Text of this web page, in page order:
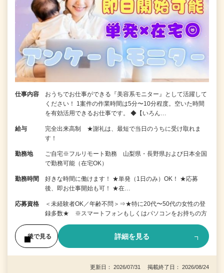
仕事内容
おうちでお仕事ができる『美容系モニター』として活躍して
ください！ 1案件の作業時間は5分〜10分程度。空いた時間
を有効活用できるお仕事です。 ◆【いろん…
給与
完全出来高制 ★謝礼は、最短で当日のうちに受け取れま
す！
勤務地
ご自宅※フルリモート勤務 山梨県・長野県および日本全国
で勤務可能（在宅OK）
勤務時間
好きな時間に働けます！ ★単発（1日のみ）OK！ ★応募
後、即お仕事開始も可！ ★在…
応募資格
＜未経験者OK／年齢不問＞⇒★特に20代〜50代の女性の登
録多数★ ※スマートフォンもしくはパソコンをお持ちの方
後で見る 詳細を見る
更新日： 2026/07/31 掲載終了日： 2026/08/24